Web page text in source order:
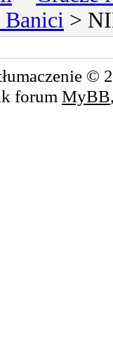
>
©
forum MyBB